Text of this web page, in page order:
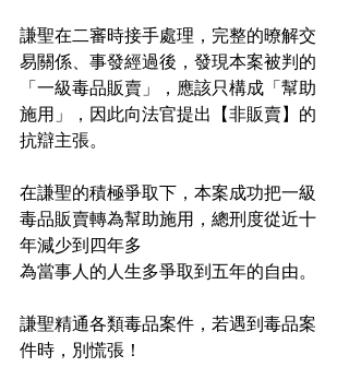
謙聖在二審時接手處理，完整的暸解交
易關係、事發經過後，發現本案被判的
「一級毒品販賣」，應該只構成「幫助
施用」，因此向法官提出【非販賣】的
抗辯主張。
在謙聖的積極爭取下，本案成功把一級
毒品販賣轉為幫助施用，總刑度從近十
年減少到四年多
為當事人的人生多爭取到五年的自由。
謙聖精通各類毒品案件，若遇到毒品案
件時，別慌張！﻿